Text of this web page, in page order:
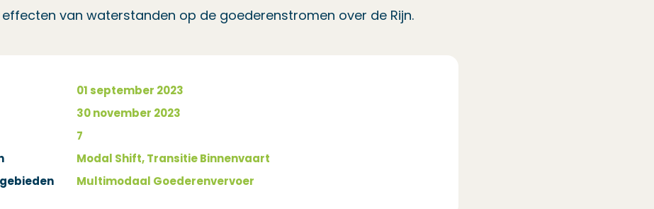
van waterstanden op de goederenstromen over de Rijn.
01 september 2023
30 november 2023
7
Modal Shift, Transitie Binnenvaart
Multimodaal Goederenvervoer